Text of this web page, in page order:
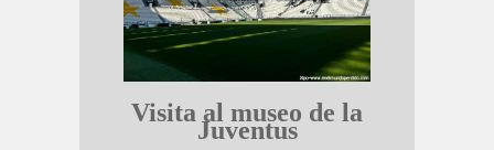
Visita al museo de la
Juventus